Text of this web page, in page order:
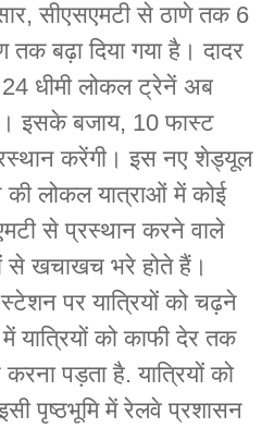
सीएसएमटी से ठाणे तक 6
बढ़ा दिया गया है। दादर
धीमी लोकल ट्रेनें अब
इसके बजाय, 10 फास्ट
करेंगी। इस नए शेड्यूल
की लोकल यात्राओं में कोई
से प्रस्थान करने वाले
से खचाखच भरे होते हैं।
पर यात्रियों को चढ़ने
यात्रियों को काफी देर तक
पड़ता है. यात्रियों को
पृष्ठभूमि में रेलवे प्रशासन